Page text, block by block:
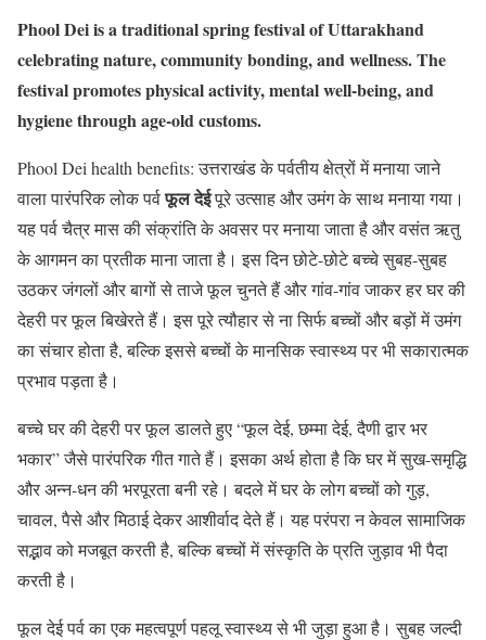
Phool Dei is a traditional spring festival of Uttarakhand
celebrating nature, community bonding, and wellness. The
festival promotes physical activity, mental well-being, and
hygiene through age-old customs.
Phool Dei health benefits: उत्तराखंड के पर्वतीय क्षेत्रों में मनाया जाने
वाला पारंपरिक लोक पर्वफूल देईपूरे उत्साह और उमंग के साथ मनाया गया।
यह पर्व चैत्र मास की संक्रांति के अवसर पर मनाया जाता है और वसंत ऋतु
के आगमन का प्रतीक माना जाता है। इस दिन छोटे-छोटे बच्चे सुबह-सुबह
उठकर जंगलों और बागों से ताजे फूल चुनते हैं और गांव-गांव जाकर हर घर की
देहरी पर फूल बिखेरते हैं। इस पूरे त्यौहार से ना सिर्फ बच्चों और बड़ों में उमंग
का संचार होता है, बल्कि इससे बच्चों के मानसिक स्वास्थ्य पर भी सकारात्मक
प्रभाव पड़ता है।
बच्चे घर की देहरी पर फूल डालते हुए “फूल देई, छम्मा देई, दैणी द्वार भर
भकार” जैसे पारंपरिक गीत गाते हैं। इसका अर्थ होता है कि घर में सुख-समृद्धि
और अन्न-धन की भरपूरता बनी रहे। बदले में घर के लोग बच्चों को गुड़,
चावल, पैसे और मिठाई देकर आशीर्वाद देते हैं। यह परंपरा न केवल सामाजिक
सद्भाव को मजबूत करती है, बल्कि बच्चों में संस्कृति के प्रति जुड़ाव भी पैदा
करती है।
फूल देई पर्व का एक महत्वपूर्ण पहलू स्वास्थ्य से भी जुड़ा हुआ है। सुबह जल्दी